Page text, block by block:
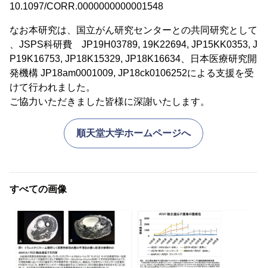
10.1097/CORR.0000000000001548
なお本研究は、国立がん研究センターとの共同研究として
、JSPS科研費 JP19H03789, 19K22694, JP15KK0353, J
P19K16753, JP18K15329, JP18K16634、日本医療研究開
発機構 JP18am0001009, JP18ck0106252による支援を受
けて行われました。
ご協力いただきました皆様に深謝いたします。
順天堂大学ホームページへ
すべての画像